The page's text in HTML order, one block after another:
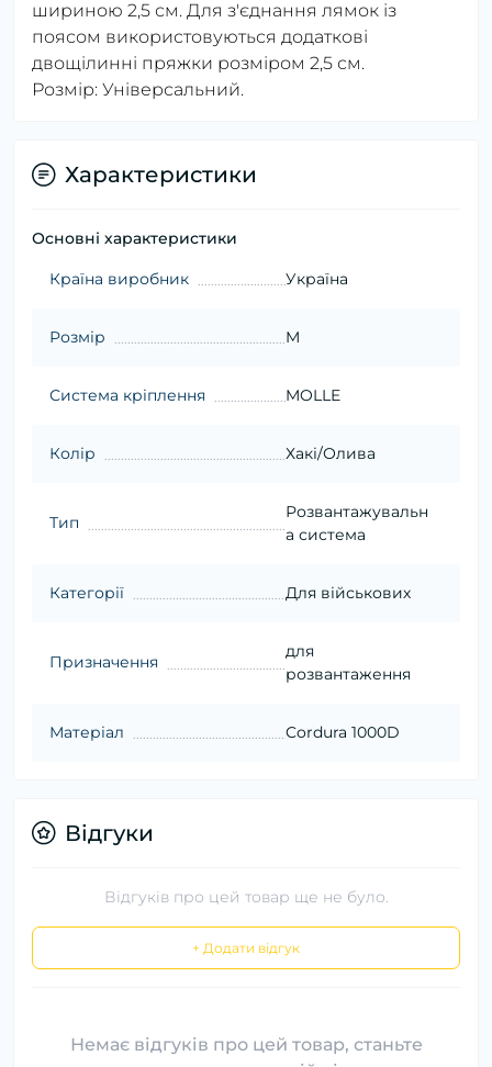
шириною 2,5 см. Для з'єднання лямок із
поясом використовуються додаткові
двощілинні пряжки розміром 2,5 см.
Розмір: Універсальний.
Характеристики
Основні характеристики
Країна виробник Україна
Розмір M
Система кріплення MOLLE
Колір Хакі/Олива
Тип
Розвантажувальн
а система
Категорії Для військових
Призначення
для
розвантаження
Матеріал Cordura 1000D
Відгуки
Відгуків про цей товар ще не було.
+ Додати відгук
Немає відгуків про цей товар, станьте